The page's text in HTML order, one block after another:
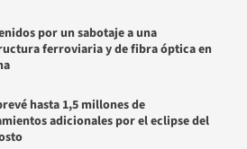
por un sabotaje a una
ferroviaria y de fibra óptica en
hasta 1,5 millones de
adicionales por el eclipse del